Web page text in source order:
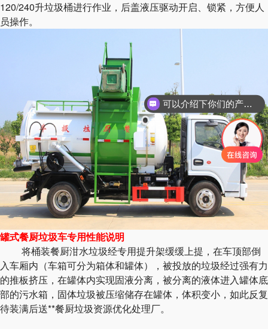
120/240升垃圾桶进行作业，后盖液压驱动开启、锁紧，方便人
员操作。
罐式餐厨垃圾车专用性能说明
将桶装餐厨泔水垃圾经专用提升架缓缓上提，在车顶部倒
入车厢内（车箱可分为箱体和罐体），被投放的垃圾经过强有力
的推板挤压，在罐体内实现固液分离，被分离的液体进入罐体底
部的污水箱，固体垃圾被压缩储存在罐体，体积变小，如此反复
待装满后送**餐厨垃圾资源优化处理厂。
可以介绍下你们的产品么